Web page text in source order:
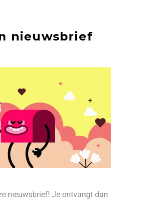
nieuwsbrief
nieuwsbrief! Je ontvangt dan